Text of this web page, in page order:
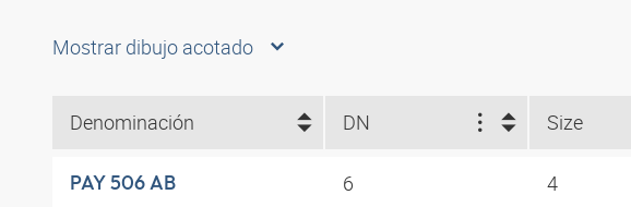
Mostrar dibujo acotado
Denominación DN Size
PAY 506 AB 6 4